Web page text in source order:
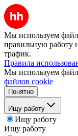
Мы используем
правильную работу
трафик.
Правила
Мы используем
файлов cookie
Понятно
Ищу работу
Ищу работу
Ищу работу